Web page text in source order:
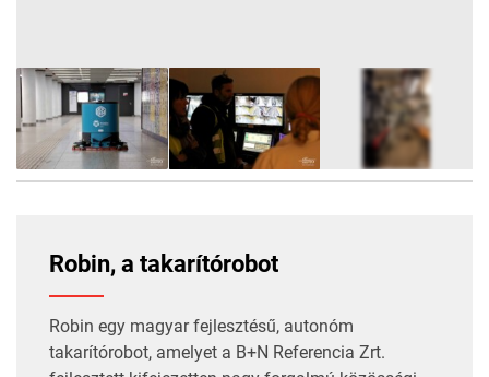
Robin, a takarítórobot
Robin egy magyar fejlesztésű, autonóm
takarítórobot, amelyet a B+N Referencia Zrt.